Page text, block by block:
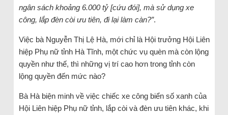
ngân sách khoảng 6.000 tỷ [cứu đói], mà sử dụng xe
công, lắp đèn còi ưu tiên, đi lại làm càn?”.
Việc bà Nguyễn Thị Lệ Hà, mới chỉ là Hội trưởng Hội Liên
hiệp Phụ nữ tỉnh Hà Tĩnh, một chức vụ quèn mà còn lộng
quyền như thế, thì những vị trí cao hơn trong tỉnh còn
lộng quyền đến mức nào?
Bà Hà biện minh về việc chiếc xe công biển số xanh của
Hội Liên hiệp Phụ nữ tỉnh, lắp còi và đèn ưu tiên khác, khi